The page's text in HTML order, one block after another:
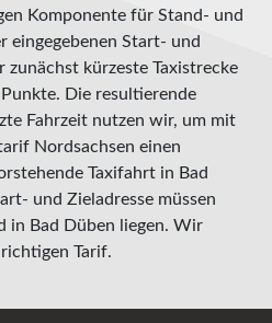
Komponente für Stand- und
eingegebenen Start- und
kürzeste Taxistrecke
Die resultierende
Fahrzeit nutzen wir, um mit
Nordsachsen einen
Taxifahrt in Bad
und Zieladresse müssen
in Bad Düben liegen. Wir
Tarif.